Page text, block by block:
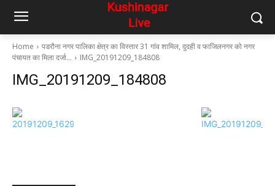
Home
पडरौना नगर पालिका क्षेत्र का विस्तार 31 गांव शामिल, दुदही व फाजिलनगर को नगर
पंचायत का मिला दर्जा…
IMG_20191209_184808
IMG_20191209_184808